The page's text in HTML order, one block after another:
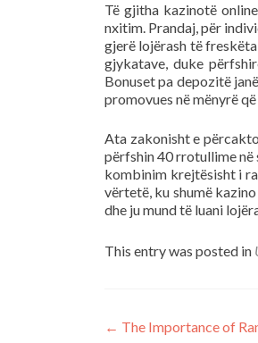
Të gjitha kazinotë
nxitim. Prandaj, për
gjerë lojërash të
gjykatave, duke
Bonuset pa depozitë
promovues në mënyrë
Ata zakonisht e
përfshin 40 rrotullime në
kombinim krejtësisht i
vërtetë, ku shumë
dhe ju mund të luani
This entry was posted in
Post
← The Importance of